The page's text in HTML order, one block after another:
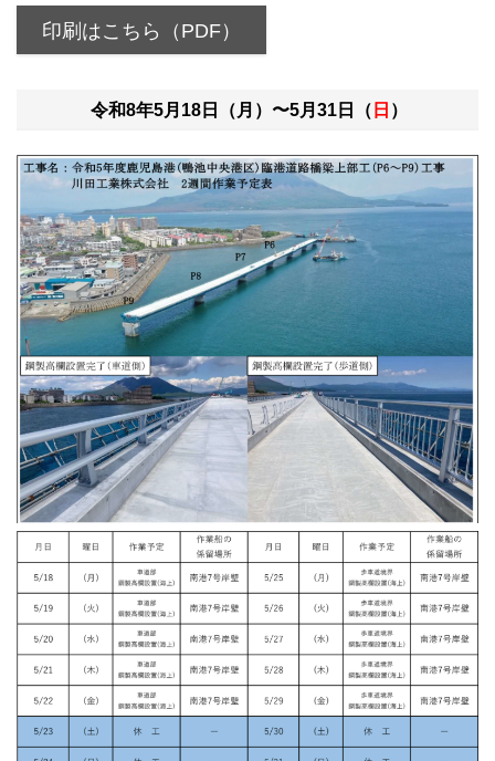
印刷はこちら（PDF）
令和8年5月18日（月）〜5月31日（ 日 ）